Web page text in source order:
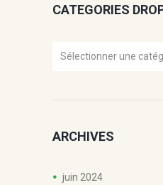
CATEGORIES
Categories
ARCHIVES
juin 2024